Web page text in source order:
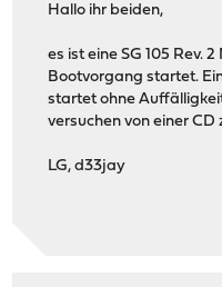
Hallo ihr beiden,
es ist eine SG 105 Rev.
Bootvorgang startet.
startet ohne
versuchen von einer CD
LG, d33jay